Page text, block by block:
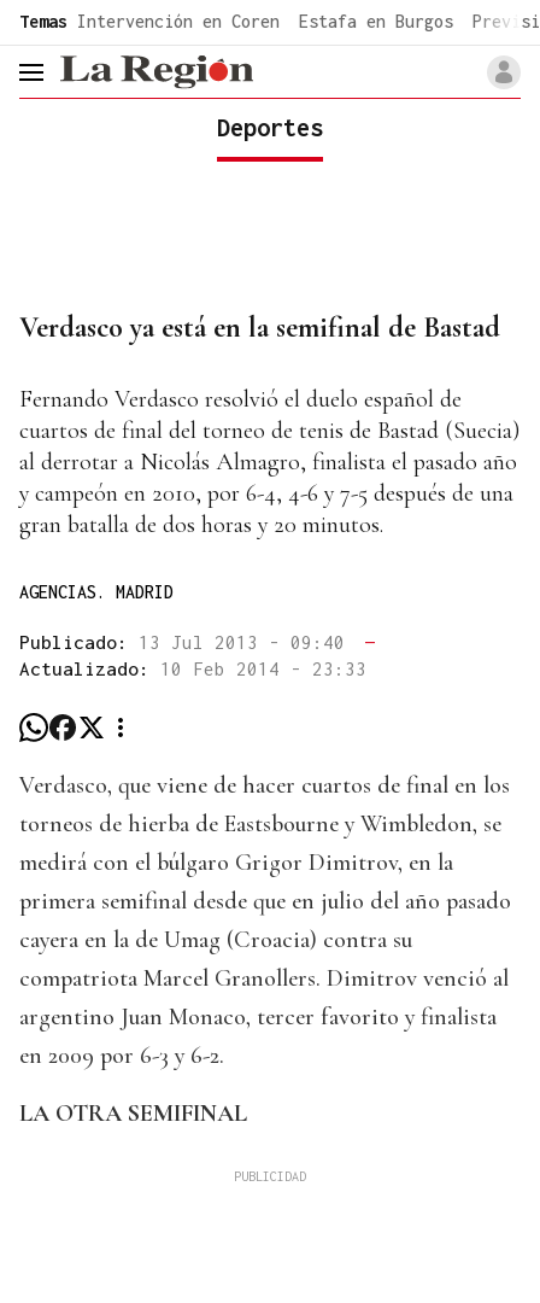
common.go-to-content
Temas Intervención en Coren Estafa en Burgos
header.menu.open
Deportes
Verdasco ya está en la semifinal de Bastad
Fernando Verdasco resolvió el duelo español de
cuartos de final del torneo de tenis de Bastad (Suecia)
al derrotar a Nicolás Almagro, finalista el pasado año
y campeón en 2010, por 6-4, 4-6 y 7-5 después de una
gran batalla de dos horas y 20 minutos.
AGENCIAS. MADRID
Publicado: 13 Jul 2013 - 09:40
—
Actualizado: 10 Feb 2014 - 23:33
Verdasco, que viene de hacer cuartos de final en los
torneos de hierba de Eastsbourne y Wimbledon, se
medirá con el búlgaro Grigor Dimitrov, en la
primera semifinal desde que en julio del año pasado
cayera en la de Umag (Croacia) contra su
compatriota Marcel Granollers. Dimitrov venció al
argentino Juan Monaco, tercer favorito y finalista
en 2009 por 6-3 y 6-2.
LA OTRA SEMIFINAL